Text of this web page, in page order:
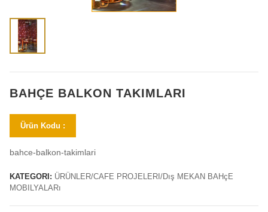
BAHÇE BALKON TAKIMLARI
Ürün Kodu :
bahce-balkon-takimlari
KATEGORI: ÜRÜNLER/CAFE PROJELERI/Dış MEKAN BAHçE
MOBILYALARı